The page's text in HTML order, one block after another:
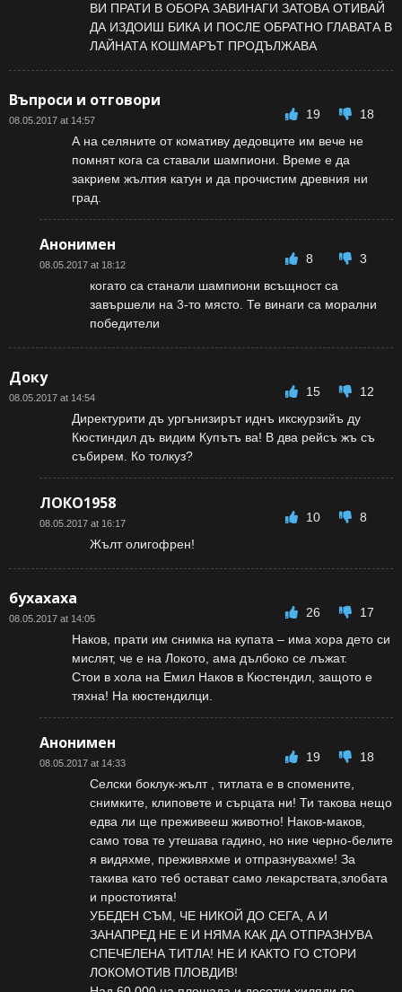
ВИ ПРАТИ В ОБОРА ЗАВИНАГИ ЗАТОВА ОТИВАЙ
ДА ИЗДОИШ БИКА И ПОСЛЕ ОБРАТНО ГЛАВАТА В
ЛАЙНАТА КОШМАРЪТ ПРОДЪЛЖАВА
Въпроси и отговори
08.05.2017 at 14:57 19
18
А на селяните от комативу дедовците им вече не
помнят кога са ставали шампиони. Време е да
закрием жълтия катун и да прочистим древния ни
град.
Анонимен
08.05.2017 at 18:12 8
3
когато са станали шампиони всъщност са
завършели на 3-то място. Те винаги са морални
победители
Доку
08.05.2017 at 14:54 15
12
Директурити дъ ургънизирът иднъ икскурзийъ ду
Кюстиндил дъ видим Купътъ ва! В два рейсъ жъ съ
събирем. Ко толкуз?
ЛОКО1958
08.05.2017 at 16:17 10
8
Жълт олигофрен!
бухахаха
08.05.2017 at 14:05 26
17
Наков, прати им снимка на купата – има хора дето си
мислят, че е на Локото, ама дълбоко се лъжат.
Стои в хола на Емил Наков в Кюстендил, защото е
тяхна! На кюстендилци.
Анонимен
08.05.2017 at 14:33 19
18
Селски боклук-жълт , титлата е в спомените,
снимките, клиповете и сърцата ни! Ти такова нещо
едва ли ще преживееш животно! Наков-маков,
само това те утешава гадино, но ние черно-белите
я видяхме, преживяхме и отпразнувахме! За
такива като теб остават само лекарствата,злобата
и простотията!
УБЕДЕН СЪМ, ЧЕ НИКОЙ ДО СЕГА, А И
ЗАНАПРЕД НЕ Е И НЯМА КАК ДА ОТПРАЗНУВА
СПЕЧЕЛЕНА ТИТЛА! НЕ И КАКТО ГО СТОРИ
ЛОКОМОТИВ ПЛОВДИВ!